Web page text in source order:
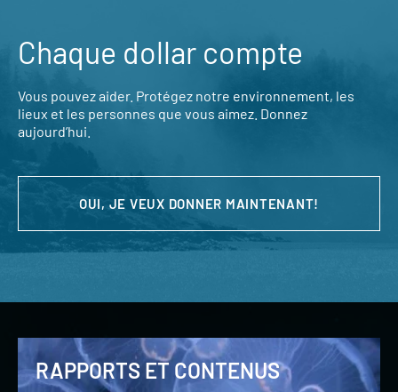
Chaque dollar compte
Vous pouvez aider. Protégez notre environnement, les
lieux et les personnes que vous aimez. Donnez
aujourd’hui.
OUI, JE VEUX DONNER MAINTENANT!
RAPPORTS ET CONTENUS